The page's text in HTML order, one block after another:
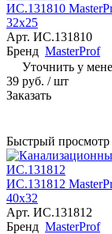
ИС.131810
32х25
Арт. ИС.131810
Бренд MasterProf
Уточнить у
39 руб. / шт
Заказать
Быстрый просмотр
ИС.131812
40х32
Арт. ИС.131812
Бренд MasterProf